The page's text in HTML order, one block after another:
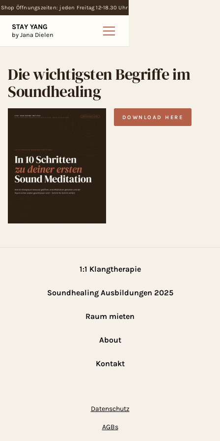
Shop Öffnungszeiten: jeden Freitag 12-18.30 Uhr
STAY YANG
by Jana Dielen
Die wichtigsten Begriffe im
Soundhealing
DOWNLOAD HERE
1:1 Klangtherapie
Soundhealing Ausbildungen 2025
Raum mieten
About
Kontakt
Datenschutz
AGBs